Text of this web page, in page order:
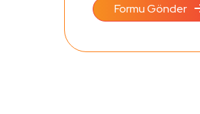
Formu Gönder